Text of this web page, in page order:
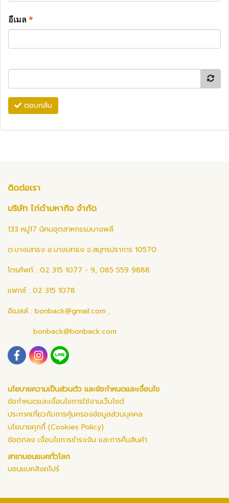
อีเมล*
ตอบกลับ
ติดต่อเรา
บริษัท ไก่ดำมหากิจ จำกัด
133 หมู่17 นิคมอุตสาหกรรมบางพลี
ต.บางเสาธง อ.บางเสาธง จ.สมุทรปราการ 10570
โทรศัพท์ : 02 315 1077 - 9, 085 559 9888
แฟกซ์ : 02 315 1078
อีเมลล์ : bonback@gmail.com ,
bonback@bonback.com
นโยบายความเป็นส่วนตัว และข้อกำหนดและเงื่อนไข
ข้อกำหนดและเงื่อนไขการใช้งานเว็บไซต์
ประกาศเกี่ยวกับการคุ้มครองข้อมูลส่วนบุคคล
นโยบายคุกกี้ (Cookies Policy)
ข้อตกลง เงื่อนไขการชำระเงิน และการคืนสินค้า
สาขาบอนแบคทั่วโลก
บอนแบคสิงคโปร์